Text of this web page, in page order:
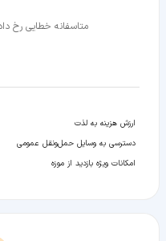
متاسفانه خطایی رخ
ارزش هزینه به لذت
دسترسی به وسایل حمل‌ونقل عمومی
امکانات ویژه بازدید از موزه